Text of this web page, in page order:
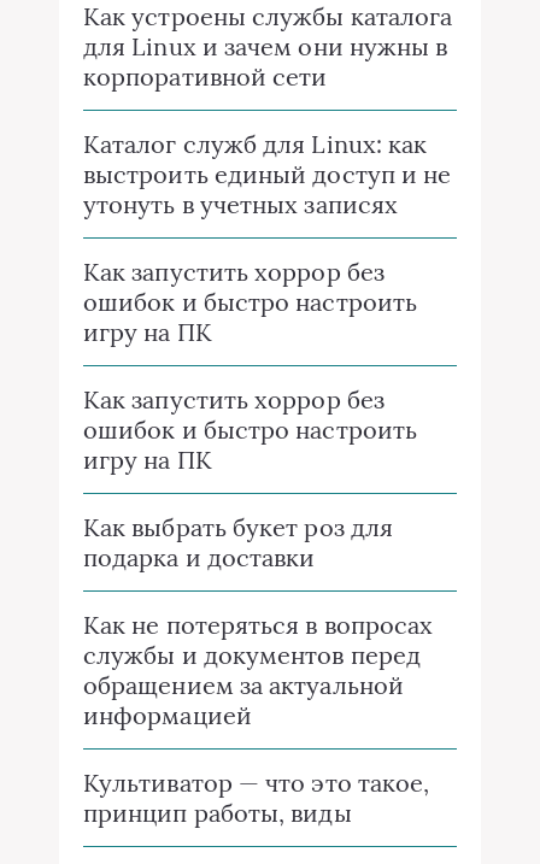
Как устроены службы каталога
для Linux и зачем они нужны в
корпоративной сети
Каталог служб для Linux: как
выстроить единый доступ и не
утонуть в учетных записях
Как запустить хоррор без
ошибок и быстро настроить
игру на ПК
Как запустить хоррор без
ошибок и быстро настроить
игру на ПК
Как выбрать букет роз для
подарка и доставки
Как не потеряться в вопросах
службы и документов перед
обращением за актуальной
информацией
Культиватор — что это такое,
принцип работы, виды